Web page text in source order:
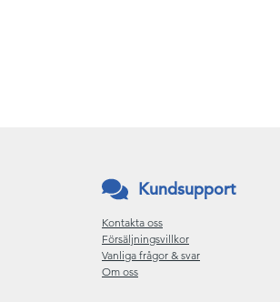
Kundsupport
Kontakta oss
Försäljningsvillkor
Vanliga frågor & svar
Om oss